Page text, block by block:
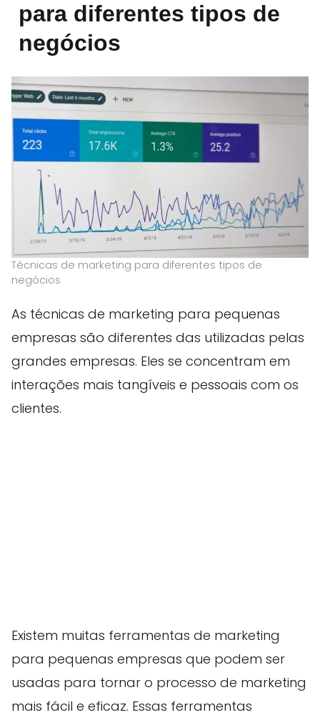
para diferentes tipos de
negócios
Técnicas de marketing para diferentes tipos de
negócios
As técnicas de marketing para pequenas
empresas são diferentes das utilizadas pelas
grandes empresas. Eles se concentram em
interações mais tangíveis e pessoais com os
clientes.
Existem muitas ferramentas de marketing
para pequenas empresas que podem ser
usadas para tornar o processo de marketing
mais fácil e eficaz. Essas ferramentas